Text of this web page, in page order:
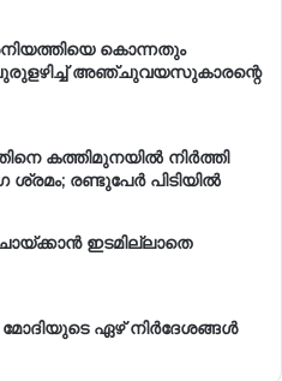
കൊന്നതും
അഞ്ചുവയസുകാരന്റെ
കത്തിമുനയിൽ നിർത്തി
രണ്ടുപേർ പിടിയിൽ
ഇടമില്ലാതെ
ഏഴ് നിര്‍ദേശങ്ങള്‍